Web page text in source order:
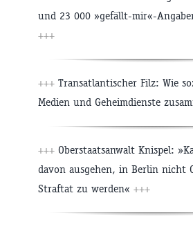
und 23 000 »gefällt-mir«-
+++
+++ Transatlantischer Filz: Wie
Medien und Geheimdienste
+++ Oberstaatsanwalt Knispel:
davon ausgehen, in Berlin nicht
Straftat zu werden« +++